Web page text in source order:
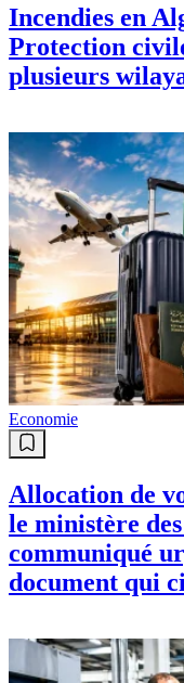
Incendies en
Protection
plusieurs
Economie
Allocation de
le ministère
communiqué
document qui